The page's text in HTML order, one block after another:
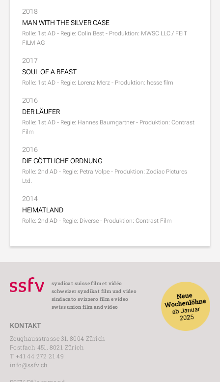
2018
MAN WITH THE SILVER CASE
Rolle: 1st AD - Regie: Colin Best - Produktion: MWSC LLC / FEIT
FILM AG
2017
SOUL OF A BEAST
Rolle: 1st AD - Regie: Lorenz Merz - Produktion: hesse film
2016
DER LÄUFER
Rolle: 1st AD - Regie: Hannes Baumgartner - Produktion: Contrast
Film
2016
DIE GÖTTLICHE ORDNUNG
Rolle: 2nd AD - Regie: Petra Volpe - Produktion: Zodiac Pictures
Ltd.
2014
HEIMATLAND
Rolle: 2nd AD - Regie: Diverse - Produktion: Contrast Film
syndicat suisse film et vidéo
schweizer syndikat film und video
sindacato svizzero film e video
swiss union film and video
KONTAKT
Zeughausstrasse 31, 8004 Zürich
Postfach 451, 8021 Zürich
T +41 44 272 21 49
info@ssfv.ch